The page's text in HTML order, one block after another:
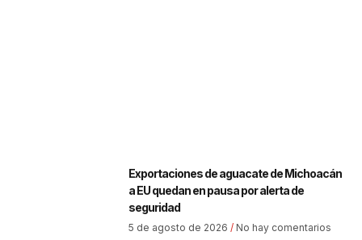
Exportaciones de aguacate de Michoacán
a EU quedan en pausa por alerta de
seguridad
5 de agosto de 2026 No hay comentarios